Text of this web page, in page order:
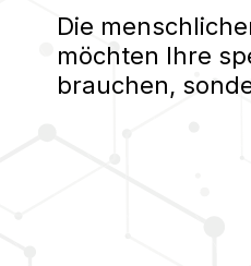
Die
möchten Ihre
brauchen,